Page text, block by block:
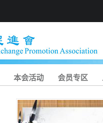
本会活动 会员专区